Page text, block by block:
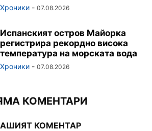
Хроники - 07.08.2026
Испанският остров Майорка
регистрира рекордно висока
температура на морската вода
Хроники - 07.08.2026
КОМЕНТАРИ
КОМЕНТАР